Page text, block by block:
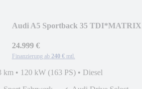
Audi A5 Sportback 35 TDI*MATRIX
24.999 €
Finanzierung ab 240 € mtl.
km • 120 kW (163 PS) • Diesel